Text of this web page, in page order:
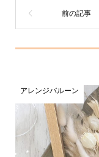
アレンジバルーン